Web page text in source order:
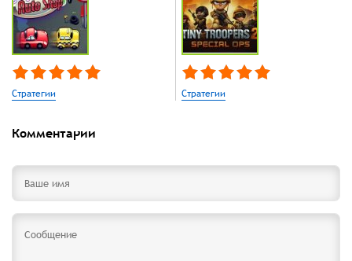
Стратегии Стратегии
Комментарии